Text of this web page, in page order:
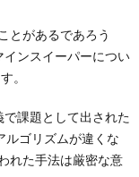
とがあるであろう
インスイーパーについ
。
課題として出された
ルゴリズムが違くな
れた手法は厳密な意